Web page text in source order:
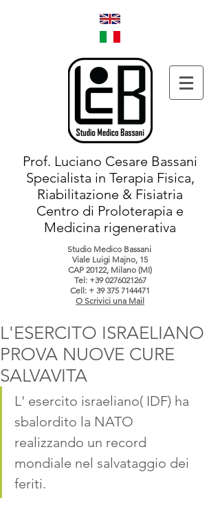
Prof. Luciano Cesare Bassani
Specialista in Terapia Fisica,
Riabilitazione & Fisiatria
Centro di Proloterapia e
Medicina rigenerativa
Studio Medico Bassani
Viale Luigi Majno, 15
CAP 20122, Milano (MI)
Tel: +39 0276021267
Cell: + 39 375 7144471
O Scrivici una Mail
L'ESERCITO ISRAELIANO
PROVA NUOVE CURE
SALVAVITA
L' esercito israeliano( IDF) ha
sbalordito la NATO
realizzando un record
mondiale nel salvataggio dei
feriti.